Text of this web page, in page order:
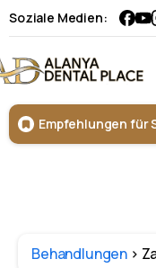
Soziale Medien:
Empfehlungen für
Behandlungen >